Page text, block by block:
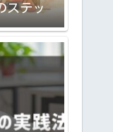
ステッ